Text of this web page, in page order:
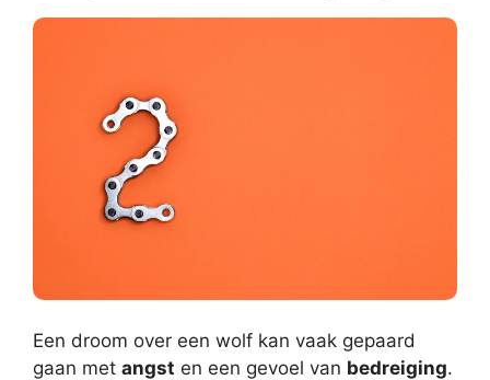
Een droom over een wolf kan vaak gepaard
gaan met angst en een gevoel van bedreiging.